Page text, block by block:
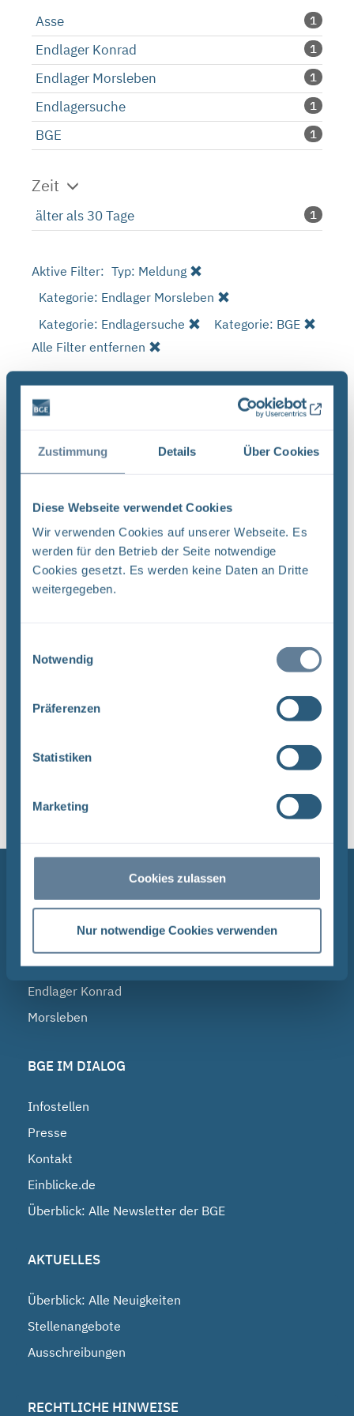
Zustimmung Details Über Cookies
Diese Webseite verwendet Cookies
Wir verwenden Cookies auf unserer Webseite. Es
werden für den Betrieb der Seite notwendige
Cookies gesetzt. Es werden keine Daten an Dritte
weitergegeben.
Notwendig
Präferenzen
Statistiken
Marketing
Cookies zulassen
Nur notwendige Cookies verwenden
Asse 1
Endlager Konrad 1
Endlager Morsleben 1
Endlagersuche 1
BGE 1
Zeit
älter als 30 Tage 1
Aktive Filter: Typ: Meldung
Kategorie: Endlager Morsleben
Kategorie: Endlagersuche
Kategorie: BGE
Alle Filter entfernen
Es wurde 1 Ergebnis in 0 Millisekunden gefunden.
Zeige Ergebnisse 1 bis 1 von 1.
1
Sortieren nach
Neugier, Skepsis, Verständnis und viele Fragen
BGE Endlager Konrad Endlager Morsleben
Strahlenschutz (BfS) hat die Bundesgesellschaft
für Endlagerung (BGE) zwei Tage ...
BGE
Endlagersuche
Asse
Endlager Konrad
Morsleben
BGE IM DIALOG
Infostellen
Presse
Kontakt
Einblicke.de
Überblick: Alle Newsletter der BGE
AKTUELLES
Überblick: Alle Neuigkeiten
Stellenangebote
Ausschreibungen
RECHTLICHE HINWEISE